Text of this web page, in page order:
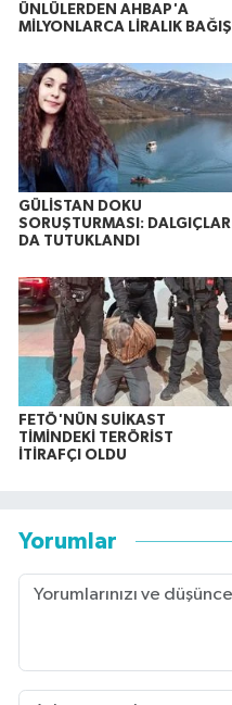
ÜNLÜLERDEN AHBAP'A
MİLYONLARCA LİRALIK BAĞIŞ
GÜLİSTAN DOKU
SORUŞTURMASI: DALGIÇLAR
DA TUTUKLANDI
FETÖ'NÜN SUİKAST
TİMİNDEKİ TERÖRİST
İTİRAFÇI OLDU
Yorumlar